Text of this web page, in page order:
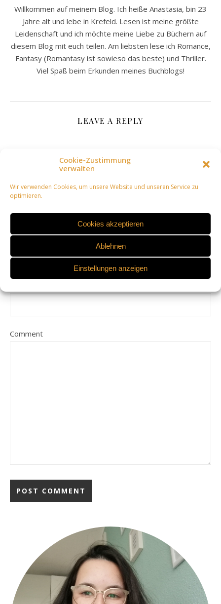
Cookie-Zustimmung
verwalten
Wir verwenden Cookies, um unsere Website und unseren Service zu
optimieren.
Cookies akzeptieren
Ablehnen
Einstellungen anzeigen
Willkommen auf meinem Blog. Ich heiße Anastasia, bin 23
Jahre alt und lebe in Krefeld. Lesen ist meine größte
Leidenschaft und ich möchte meine Liebe zu Büchern auf
diesem Blog mit euch teilen. Am liebsten lese ich Romance,
Fantasy (Romantasy ist sowieso das beste) und Thriller.
Viel Spaß beim Erkunden meines Buchblogs!
LEAVE A REPLY
Deine E-Mail-Adresse wird nicht veröffentlicht.
Erforderliche Felder sind mit
Name
E-Mail-Adresse
Comment